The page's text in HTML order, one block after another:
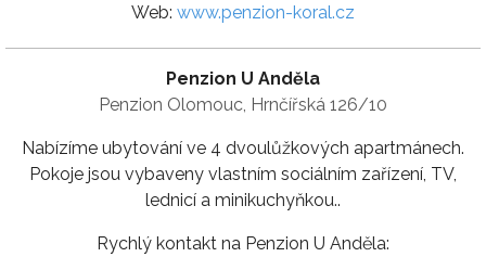
Web: www.penzion-koral.cz
Penzion U Anděla
Penzion Olomouc, Hrnčířská 126/10
Nabízíme ubytování ve 4 dvoulůžkových apartmánech.
Pokoje jsou vybaveny vlastním sociálním zařízení, TV,
lednicí a minikuchyňkou..
Rychlý kontakt na Penzion U Anděla: